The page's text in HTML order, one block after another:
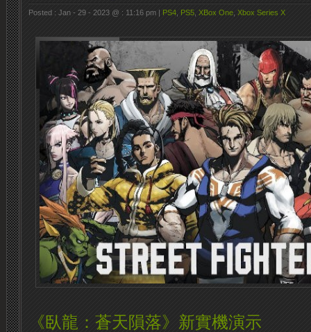
Posted : Jan - 29 - 2023 @ : 11:16 pm | PS4 PS5 XBox One Xbox Series X
《臥龍：蒼天隕落》新實機演示